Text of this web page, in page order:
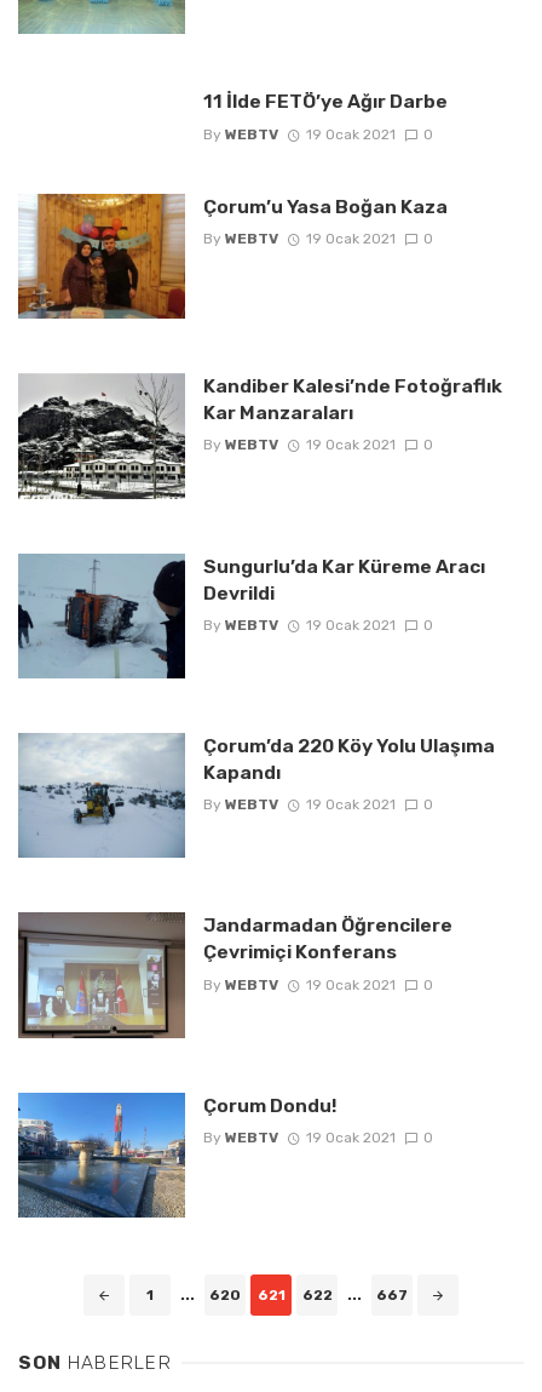
11 İlde FETÖ’ye Ağır Darbe
By WEBTV 19 Ocak 2021 0
Çorum’u Yasa Boğan Kaza
By WEBTV 19 Ocak 2021 0
Kandiber Kalesi’nde Fotoğraflık
Kar Manzaraları
By WEBTV 19 Ocak 2021 0
Sungurlu’da Kar Küreme Aracı
Devrildi
By WEBTV 19 Ocak 2021 0
Çorum’da 220 Köy Yolu Ulaşıma
Kapandı
By WEBTV 19 Ocak 2021 0
Jandarmadan Öğrencilere
Çevrimiçi Konferans
By WEBTV 19 Ocak 2021 0
Çorum Dondu!
By WEBTV 19 Ocak 2021 0
1 ... 620 621 622 ... 667
SON HABERLER